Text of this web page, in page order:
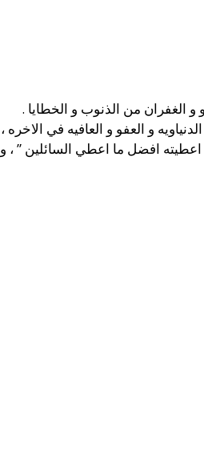
الغفران من الذنوب و الخطايا .
و العفو و العافيه في الاخره ،
افضل ما اعطي السائلين ” ، و